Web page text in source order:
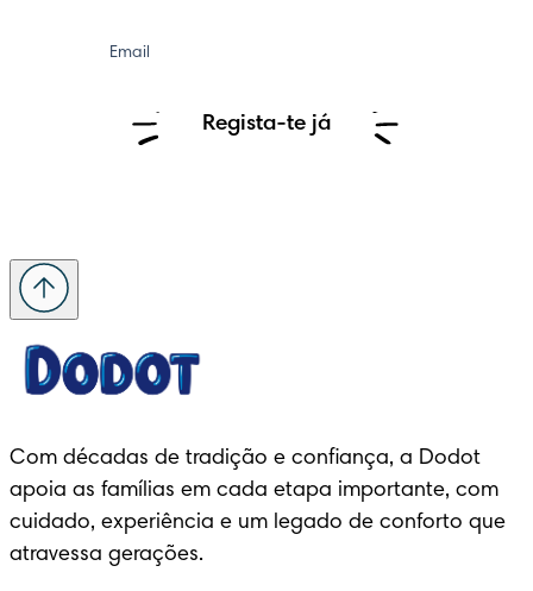
Email
Regista-te já
Com décadas de tradição e confiança, a Dodot
apoia as famílias em cada etapa importante, com
cuidado, experiência e um legado de conforto que
atravessa gerações.